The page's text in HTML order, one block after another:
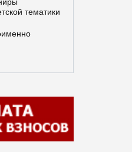
тематики